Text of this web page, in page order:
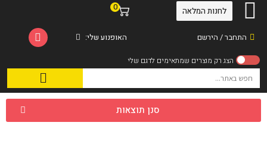
התחבר / הירשם
0
האופנוע שלי:
לחנות המלאה
סנן תוצאות